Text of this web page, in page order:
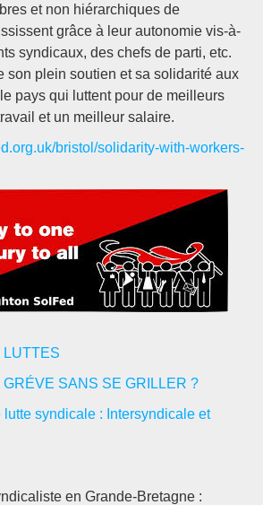
et non hiérarchiques de
grâce à leur autonomie vis-à-
syndicaux, des chefs de parti, etc.
son plein soutien et sa solidarité aux
pays qui luttent pour de meilleurs
et un meilleur salaire.
bristol/solidarity-with-workers-
SANS SE GRILLER ?
syndicale : Intersyndicale et
en Grande-Bretagne :